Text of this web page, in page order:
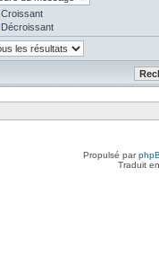
Croissant
Décroissant
Propulsé par
Traduit